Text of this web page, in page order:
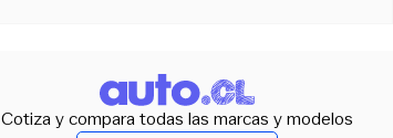
Cotiza y compara todas las marcas y modelos